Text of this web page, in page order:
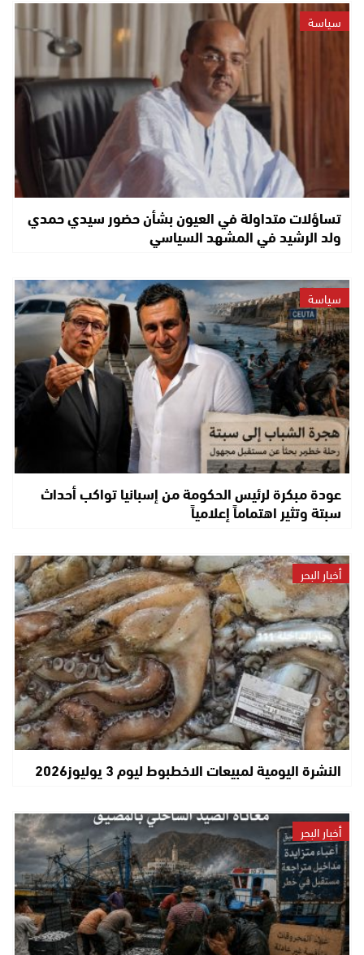
سياسة
تساؤلات متداولة في العيون بشأن حضور سيدي حمدي
ولد الرشيد في المشهد السياسي
سياسة
عودة مبكرة لرئيس الحكومة من إسبانيا تواكب أحداث
سبتة وتثير اهتماماً إعلامياً
أخبار البحر
النشرة اليومية لمبيعات الاخطبوط ليوم 3 يوليوز2026
أخبار البحر